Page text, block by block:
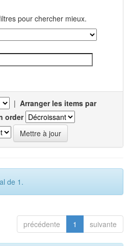
pour chercher mieux.
| Arranger les items par
order
de 1.
précédente 1 suivante